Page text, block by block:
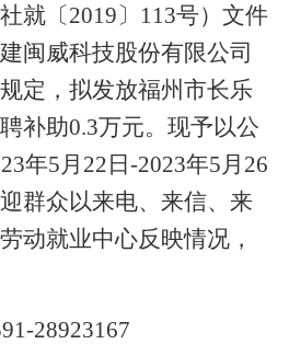
就 〔2019〕 113号） 文件
闽威科技股份有限公司
定，拟发放福州市长乐
补助0.3万元。现予以公
23年5 月 22 日 -2023年5 月 26
群众以来电、来信、来
动就业中心反映情况，
28923167